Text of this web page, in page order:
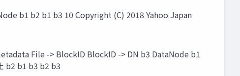
b1 b2 b1 b3 10 Copyright (C) 2018 Yahoo Japan
File -> BlockID BlockID -> DN b3 DataNode b1
b2 b1 b3 b2 b3